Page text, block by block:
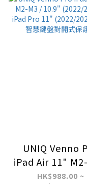
UNIQ Venno
iPad Air 11"
10.9" (2022/
HK$988.00 ~